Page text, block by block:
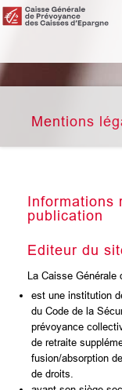
Mentions
Informations
publication
Editeur du
La Caisse Générale
est une institution
du Code de la
prévoyance
de retraite
fusion/absorption
de droits.